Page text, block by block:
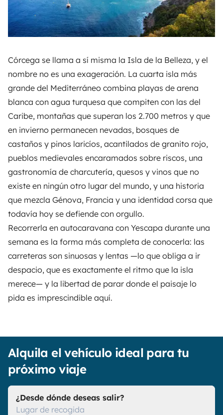
Córcega se llama a sí misma la Isla de la Belleza, y el
nombre no es una exageración. La cuarta isla más
grande del Mediterráneo combina playas de arena
blanca con agua turquesa que compiten con las del
Caribe, montañas que superan los 2.700 metros y que
en invierno permanecen nevadas, bosques de
castaños y pinos laricíos, acantilados de granito rojo,
pueblos medievales encaramados sobre riscos, una
gastronomía de charcutería, quesos y vinos que no
existe en ningún otro lugar del mundo, y una historia
que mezcla Génova, Francia y una identidad corsa que
todavía hoy se defiende con orgullo.
Recorrerla en autocaravana con Yescapa durante una
semana es la forma más completa de conocerla: las
carreteras son sinuosas y lentas —lo que obliga a ir
despacio, que es exactamente el ritmo que la isla
merece— y la libertad de parar donde el paisaje lo
pida es imprescindible aquí.
Alquila el vehículo ideal para tu
próximo viaje
¿Desde dónde deseas salir?
Lugar de recogida